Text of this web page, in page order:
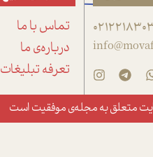
تماس با ما
درباره‌ی ما
تعرفه تبلیغات
متعلق بهمجله‌ی موفقیتاست